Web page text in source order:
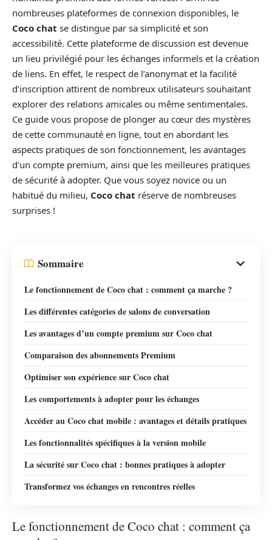
nombreuses plateformes de connexion disponibles, le
Coco chat se distingue par sa simplicité et son
accessibilité. Cette plateforme de discussion est devenue
un lieu privilégié pour les échanges informels et la création
de liens. En effet, le respect de l’anonymat et la facilité
d’inscription attirent de nombreux utilisateurs souhaitant
explorer des relations amicales ou même sentimentales.
Ce guide vous propose de plonger au cœur des mystères
de cette communauté en ligne, tout en abordant les
aspects pratiques de son fonctionnement, les avantages
d’un compte premium, ainsi que les meilleures pratiques
de sécurité à adopter. Que vous soyez novice ou un
habitué du milieu, Coco chat réserve de nombreuses
surprises !
Sommaire
Le fonctionnement de Coco chat : comment ça marche ?
Les différentes catégories de salons de conversation
Les avantages d’un compte premium sur Coco chat
Comparaison des abonnements Premium
Optimiser son expérience sur Coco chat
Les comportements à adopter pour les échanges
Accéder au Coco chat mobile : avantages et détails pratiques
Les fonctionnalités spécifiques à la version mobile
La sécurité sur Coco chat : bonnes pratiques à adopter
Transformez vos échanges en rencontres réelles
Le fonctionnement de Coco chat : comment ça